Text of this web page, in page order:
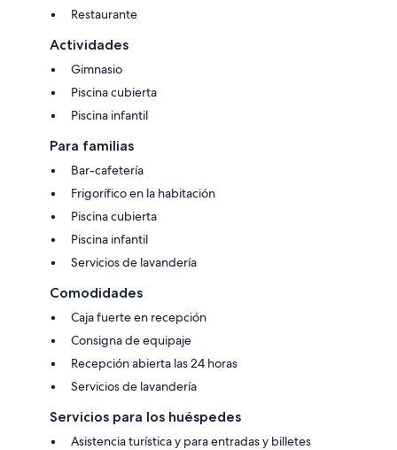
Restaurante
Actividades
Gimnasio
Piscina cubierta
Piscina infantil
Para familias
Bar-cafetería
Frigorífico en la habitación
Piscina cubierta
Piscina infantil
Servicios de lavandería
Comodidades
Caja fuerte en recepción
Consigna de equipaje
Recepción abierta las 24 horas
Servicios de lavandería
Servicios para los huéspedes
Asistencia turística y para entradas y billetes